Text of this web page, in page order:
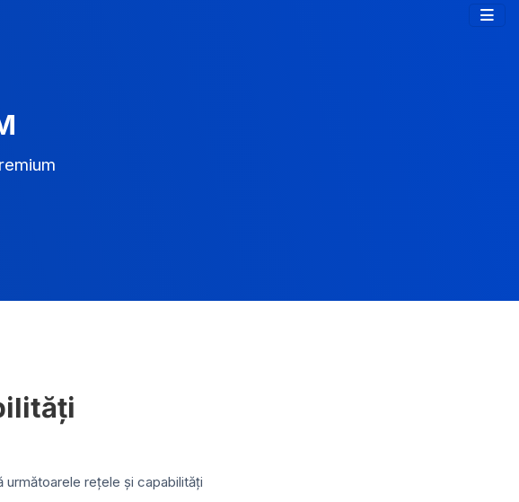
următoarele rețele și capabilități